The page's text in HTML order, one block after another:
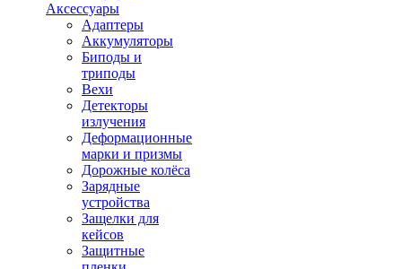
Аксессуары
Адаптеры
Аккумуляторы
Биподы и
триподы
Вехи
Детекторы
излучения
Деформационные
марки и призмы
Дорожные колёса
Зарядные
устройства
Защелки для
кейсов
Защитные